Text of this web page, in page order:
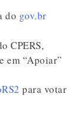
do gov.br
CPERS,
em “Apoiar”
para votar